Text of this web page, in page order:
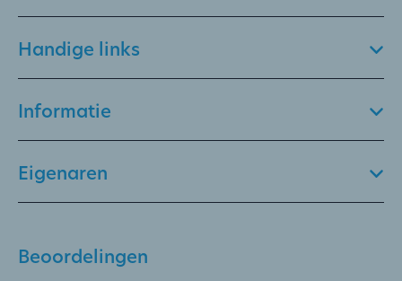
Handige links
Informatie
Eigenaren
Beoordelingen